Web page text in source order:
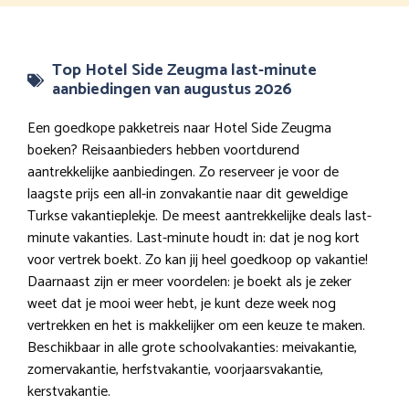
Top Hotel Side Zeugma last-minute
aanbiedingen van augustus 2026
Een goedkope pakketreis naar Hotel Side Zeugma
boeken? Reisaanbieders hebben voortdurend
aantrekkelijke aanbiedingen. Zo reserveer je voor de
laagste prijs een all-in zonvakantie naar dit geweldige
Turkse vakantieplekje. De meest aantrekkelijke deals last-
minute vakanties. Last-minute houdt in: dat je nog kort
voor vertrek boekt. Zo kan jij heel goedkoop op vakantie!
Daarnaast zijn er meer voordelen: je boekt als je zeker
weet dat je mooi weer hebt, je kunt deze week nog
vertrekken en het is makkelijker om een keuze te maken.
Beschikbaar in alle grote schoolvakanties: meivakantie,
zomervakantie, herfstvakantie, voorjaarsvakantie,
kerstvakantie.